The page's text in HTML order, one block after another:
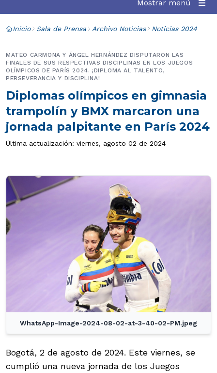
Mostrar menú
Inicio Sala de Prensa Archivo Noticias Noticias 2024
Diplomas olímpicos en gimnasia
trampolín y BMX marcaron una
jornada palpitante en París 2024
MATEO CARMONA Y ÁNGEL HERNÁNDEZ DISPUTARON LAS
FINALES DE SUS RESPECTIVAS DISCIPLINAS EN LOS JUEGOS
OLÍMPICOS DE PARÍS 2024. ¡DIPLOMA AL TALENTO,
PERSEVERANCIA Y DISCIPLINA!
Última actualización: viernes, agosto 02 de 2024
WhatsApp-Image-2024-08-02-at-3-40-02-PM.jpeg
Bogotá, 2 de agosto de 2024. Este viernes, se
cumplió una nueva jornada de los Juegos